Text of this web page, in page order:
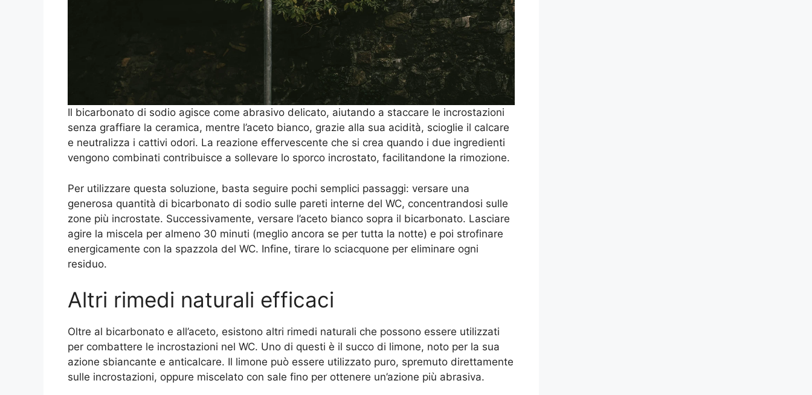
Il bicarbonato di sodio agisce come abrasivo delicato, aiutando a staccare le incrostazioni
senza graffiare la ceramica, mentre l’aceto bianco, grazie alla sua acidità, scioglie il calcare
e neutralizza i cattivi odori. La reazione effervescente che si crea quando i due ingredienti
vengono combinati contribuisce a sollevare lo sporco incrostato, facilitandone la rimozione.
Per utilizzare questa soluzione, basta seguire pochi semplici passaggi: versare una
generosa quantità di bicarbonato di sodio sulle pareti interne del WC, concentrandosi sulle
zone più incrostate. Successivamente, versare l’aceto bianco sopra il bicarbonato. Lasciare
agire la miscela per almeno 30 minuti (meglio ancora se per tutta la notte) e poi strofinare
energicamente con la spazzola del WC. Infine, tirare lo sciacquone per eliminare ogni
residuo.
Altri rimedi naturali efficaci
Oltre al bicarbonato e all’aceto, esistono altri rimedi naturali che possono essere utilizzati
per combattere le incrostazioni nel WC. Uno di questi è il succo di limone, noto per la sua
azione sbiancante e anticalcare. Il limone può essere utilizzato puro, spremuto direttamente
sulle incrostazioni, oppure miscelato con sale fino per ottenere un’azione più abrasiva.